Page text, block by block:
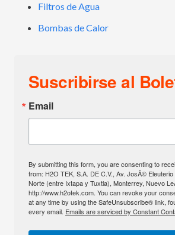
Filtros de Agua
Bombas de Calor
Suscribirse al
Email
By submitting this form, you are consenting to
from: H2O TEK, S.A. DE C.V., Av. JosÃ©
Norte (entre Ixtapa y Tuxtla), Monterrey, Nuevo
http://www.h2otek.com. You can revoke your
at any time by using the SafeUnsubscribe® link,
every email. Emails are serviced by Constant